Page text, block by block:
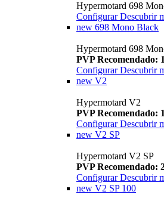
Hypermotard 698
Configurar Descubrir
new 698 Mono Black
Hypermotard 698
PVP Recomendado:
Configurar Descubrir
new V2
Hypermotard V2
PVP Recomendado:
Configurar Descubrir
new V2 SP
Hypermotard V2 SP
PVP Recomendado:
Configurar Descubrir
new V2 SP 100